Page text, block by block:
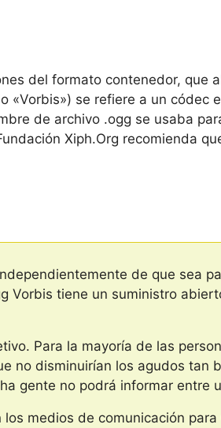
del formato contenedor, que
«Vorbis») se refiere a un
de archivo .ogg se usaba
Xiph.Org recomienda
de que sea
Vorbis tiene un suministro
Para la mayoría de las
no disminuirían los agudos tan
gente no podrá informar entre
medios de comunicación